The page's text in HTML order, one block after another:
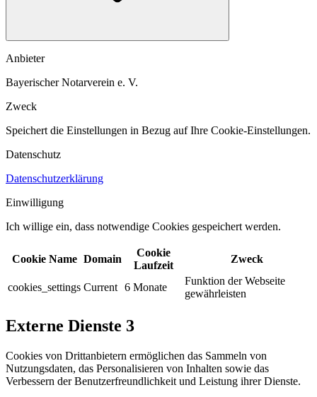
Anbieter
Bayerischer Notarverein e. V.
Zweck
Speichert die Einstellungen in Bezug auf Ihre Cookie-Einstellungen.​
Datenschutz
Datenschutzerklärung
Einwilligung
Ich willige ein, dass notwendige Cookies gespeichert werden.​
Cookie Name Domain
Cookie
Laufzeit
Zweck
cookies_settings Current 6 Monate
Funktion der Webseite
gewährleisten
Externe Dienste 3
Cookies von Drittanbietern ermöglichen das Sammeln von
Nutzungsdaten, das Personalisieren von Inhalten sowie das
Verbessern der Benutzerfreundlichkeit und Leistung ihrer Dienste.